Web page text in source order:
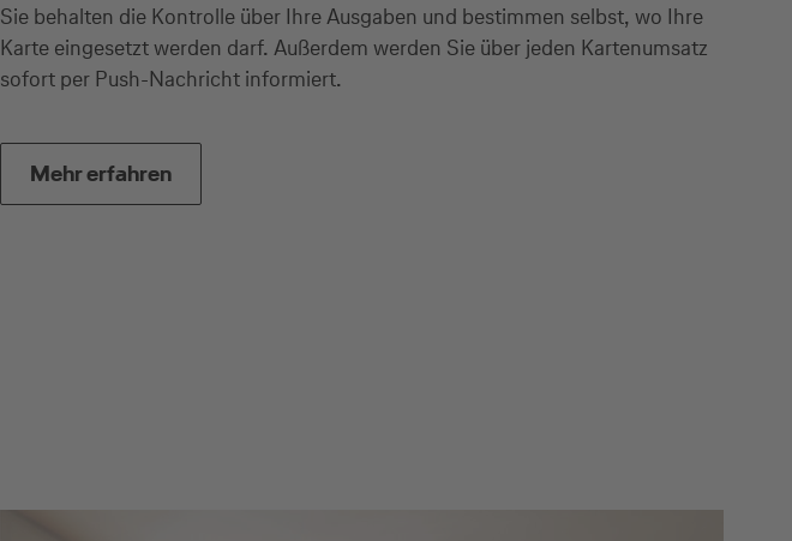
Sie behalten die Kontrolle über Ihre Ausgaben und bestimmen selbst, wo Ihre
Karte eingesetzt werden darf. Außerdem werden Sie über jeden Kartenumsatz
sofort per Push-Nachricht informiert.
Mehr erfahren